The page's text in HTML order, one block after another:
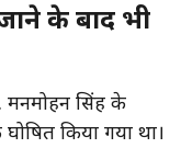
जाने के बाद भी
मनमोहन सिंह के
किया गया था।